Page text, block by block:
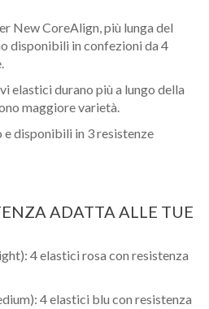
New CoreAlign, più lunga del
disponibili in confezioni da 4
elastici durano più a lungo della
maggiore varietà.
e disponibili in 3 resistenze
ADATTA ALLE TUE
4 elastici rosa con resistenza
4 elastici blu con resistenza